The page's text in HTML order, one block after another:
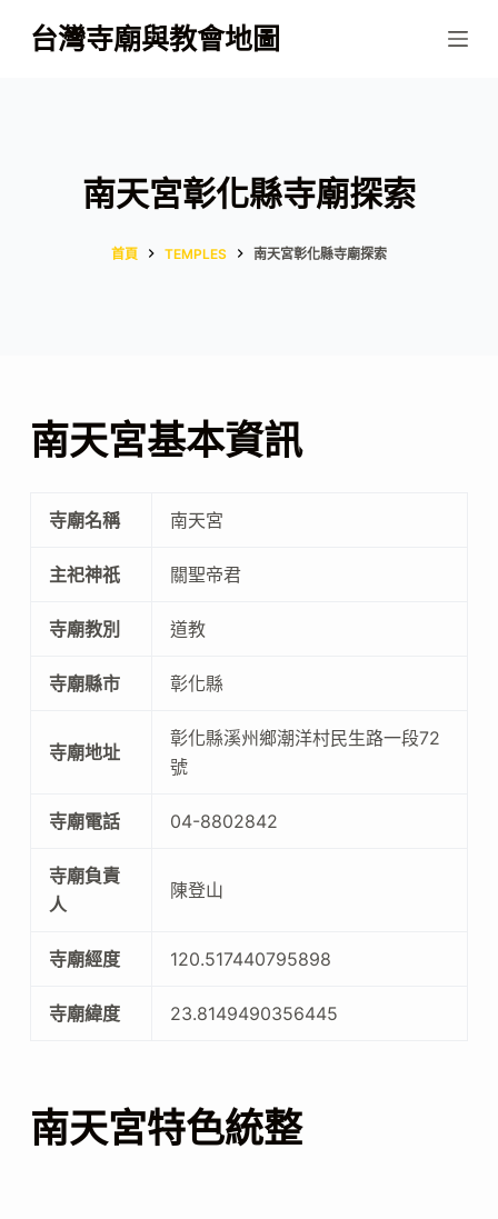
跳
至
台灣寺廟與教會地圖
南天宮彰化縣寺廟探索
首頁 TEMPLES 南天宮彰化縣寺廟探索
南天宮基本資訊
寺廟名稱 南天宮
主祀神祇 關聖帝君
寺廟教別 道教
寺廟縣市 彰化縣
寺廟地址
彰化縣溪州鄉潮洋村民生路一段72
號
寺廟電話 04-8802842
寺廟負責
人
陳登山
寺廟經度 120.517440795898
寺廟緯度 23.8149490356445
南天宮特色統整